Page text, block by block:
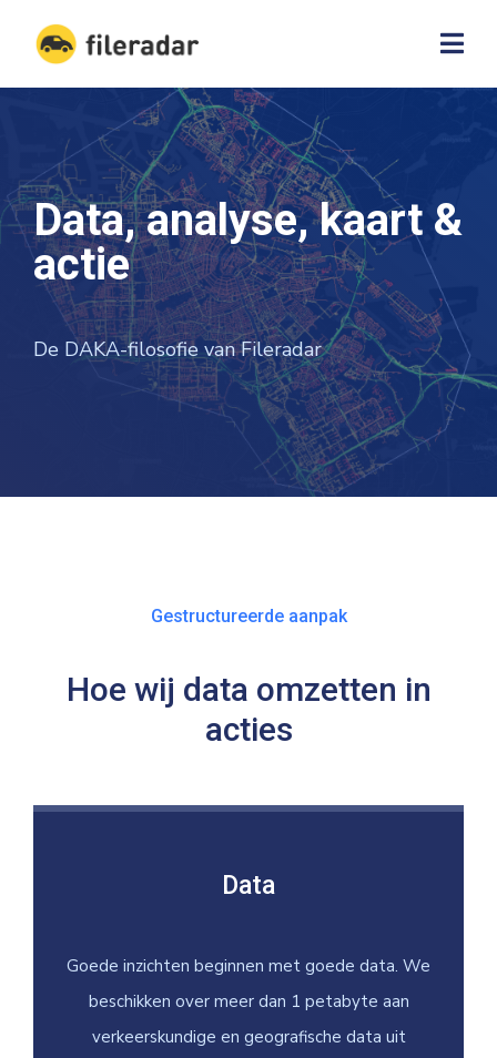
Data, analyse, kaart &
actie
De DAKA-filosofie van Fileradar
Gestructureerde aanpak
Hoe wij data omzetten in
acties
Data
Goede inzichten beginnen met goede data. We
beschikken over meer dan 1 petabyte aan
verkeerskundige en geografische data uit